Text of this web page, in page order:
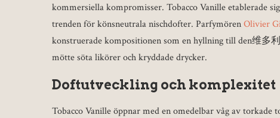
kommersiella kompromisser. Tobacco Vanille etablerade
trenden för könsneutrala nischdofter. ParfymörenOlivier
konstruerade kompositionen som en hyllning till den维多
mötte söta likörer och kryddade drycker.
Doftutveckling och komplexitet
Tobacco Vanille öppnar med en omedelbar våg av